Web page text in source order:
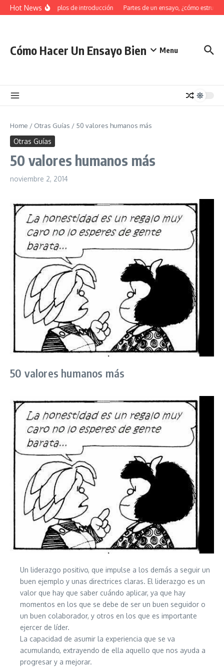
Saltar al contenido
Hot News34 Ejemplos de introducción Partes de un ensayo, ¿cómo
Cómo Hacer Un Ensayo Bien Menu
Home / Otras Guías / 50 valores humanos más
Otras Guías
50 valores humanos más
noviembre 2, 2014
50 valores humanos más
Un liderazgo positivo, que impulse a los demás a seguir un
buen ejemplo y unas directrices claras. El liderazgo es un
valor que hay que saber cuándo aplicar, ya que hay
momentos en los que se debe de ser un buen seguidor o
un buen colaborador, y otros en los que es importante
ejercer de líder.
La capacidad de asumir la experiencia que se va
acumulando, extrayendo de ella aquello que nos ayuda a
progresar y a mejorar.